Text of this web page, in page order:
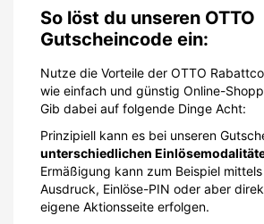
So löst du unseren OTTO
Gutscheincode ein:
Nutze die Vorteile der OTTO
wie einfach und günstig Online-
Gib dabei auf folgende Dinge Acht:
Prinzipiell kann es bei unseren
unterschiedlichen
Ermäßigung kann zum Beispiel
Ausdruck, Einlöse-PIN oder aber
eigene Aktionsseite erfolgen.